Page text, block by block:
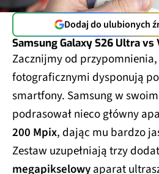
Dodaj do ulubionych
Samsung Galaxy S26 Ultra
Zacznijmy od
fotograficznymi dysponują
smartfony. Samsung w
podrasował nieco główny
200 Mpix, dając mu bardzo
Zestaw uzupełniają trzy
megapikselowyaparat